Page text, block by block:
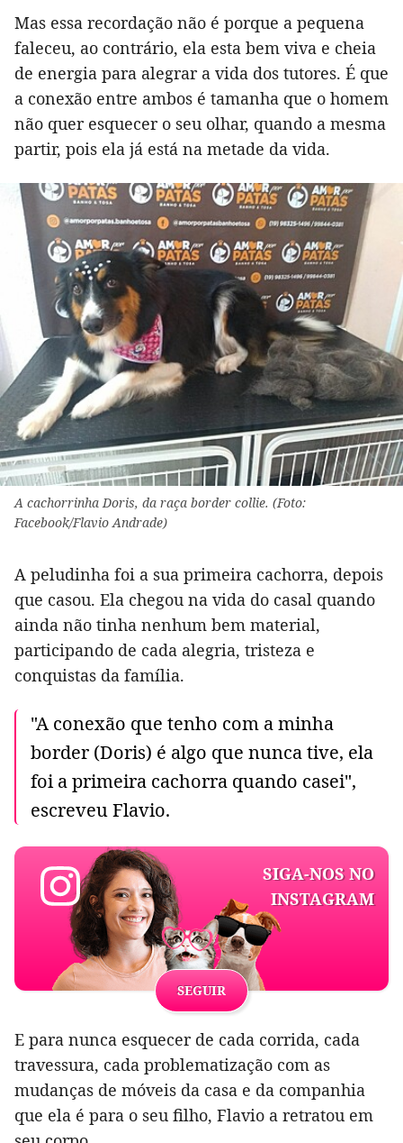
Mas essa recordação não é porque a pequena
faleceu, ao contrário, ela esta bem viva e cheia
de energia para alegrar a vida dos tutores. É que
a conexão entre ambos é tamanha que o homem
não quer esquecer o seu olhar, quando a mesma
partir, pois ela já está na metade da vida.
A cachorrinha Doris, da raça border collie. (Foto:
Facebook/Flavio Andrade)
A peludinha foi a sua primeira cachorra, depois
que casou. Ela chegou na vida do casal quando
ainda não tinha nenhum bem material,
participando de cada alegria, tristeza e
conquistas da família.
"A conexão que tenho com a minha
border (Doris) é algo que nunca tive, ela
foi a primeira cachorra quando casei",
escreveu Flavio.
SIGA-NOS NO
INSTAGRAM
SEGUIR
E para nunca esquecer de cada corrida, cada
travessura, cada problematização com as
mudanças de móveis da casa e da companhia
que ela é para o seu filho, Flavio a retratou em